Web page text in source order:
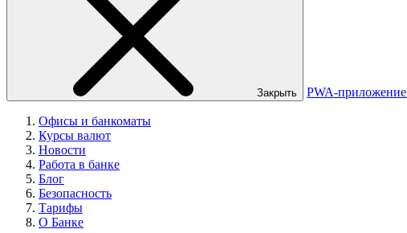
Закрыть PWA-приложение
Офисы и банкоматы
Курсы валют
Новости
Работа в банке
Блог
Безопасность
Тарифы
О Банке